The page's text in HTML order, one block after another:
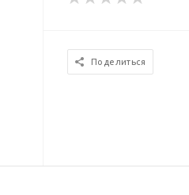
Поделиться